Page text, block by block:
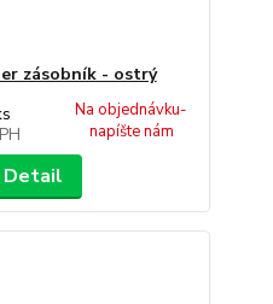
zásobník - ostrý
Na objednávku-
napíšte nám
Detail